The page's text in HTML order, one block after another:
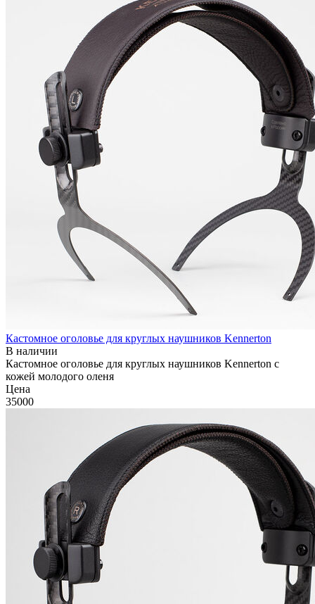
Кастомное оголовье для круглых наушников Kennerton
В наличии
Кастомное оголовье для круглых наушников Kennerton с
кожей молодого оленя
Цена
35000